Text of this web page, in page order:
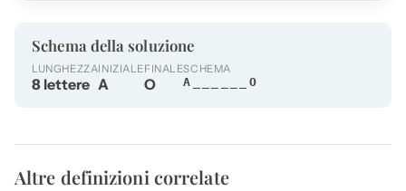
Schema della soluzione
LUNGHEZZA
8 lettere
INIZIALE
A
FINALE
O
SCHEMA
A______O
Altre definizioni correlate